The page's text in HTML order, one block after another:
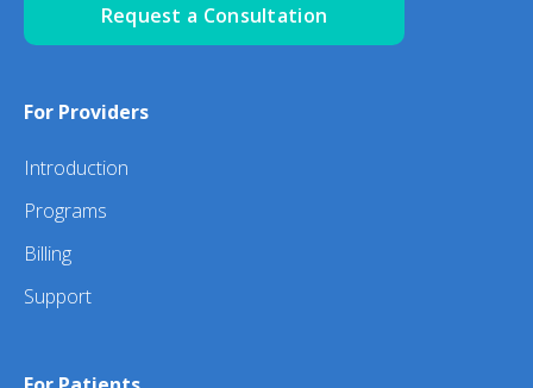
Request a Consultation
For Providers
Introduction
Programs
Billing
Support